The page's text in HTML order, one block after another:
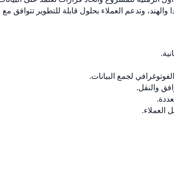
وتدعم العملاء بحلول قابلة للتطوير تتوافق
والنقل.
العملاء.